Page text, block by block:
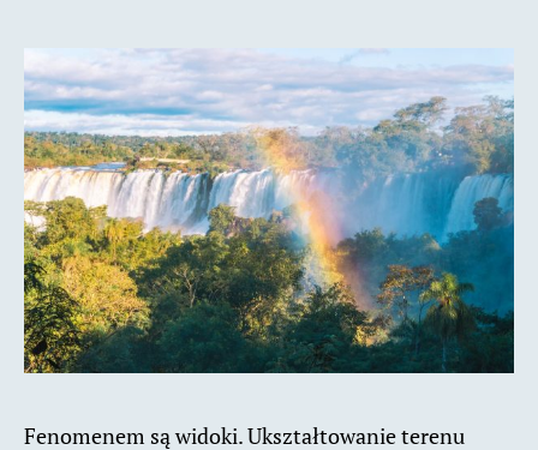
Fenomenem są widoki. Ukształtowanie terenu